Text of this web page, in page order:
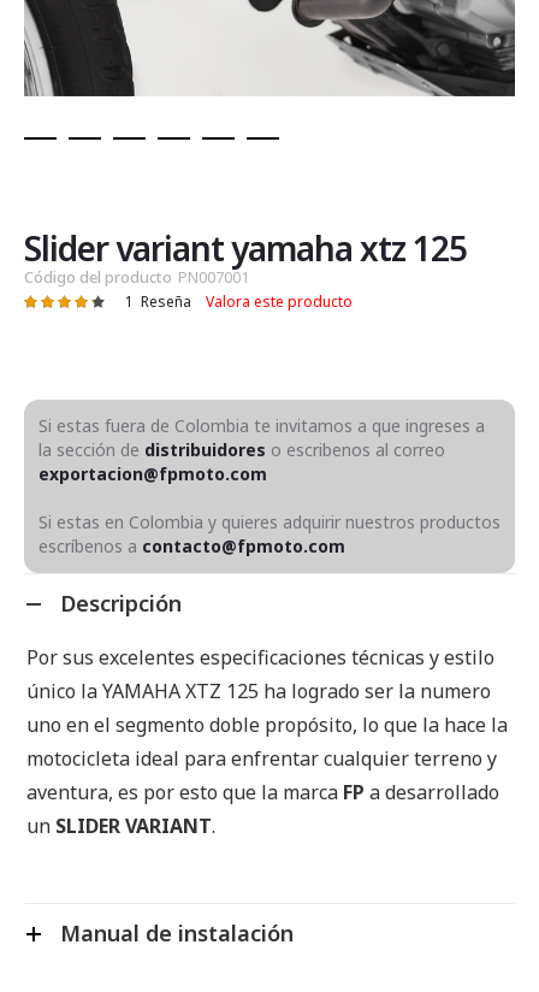
de
la
galería
de
Slider variant yamaha xtz 125
Código del producto PN007001
Valoración: 1 Reseña Valora este producto
Si estas fuera de Colombia te invitamos a que ingreses a
la sección de distribuidores o escribenos al correo
exportacion@fpmoto.com
Si estas en Colombia y quieres adquirir nuestros productos
escríbenos a contacto@fpmoto.com
Descripción
Por sus excelentes especificaciones técnicas y estilo
único la YAMAHA XTZ 125 ha logrado ser la numero
uno en el segmento doble propósito, lo que la hace la
motocicleta ideal para enfrentar cualquier terreno y
aventura, es por esto que la marca FP a desarrollado
un SLIDER VARIANT.
Manual de instalación